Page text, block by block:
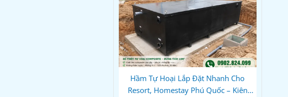
Hầm Tự Hoại Lắp Đặt Nhanh Cho
Resort, Homestay Phú Quốc – Kiên